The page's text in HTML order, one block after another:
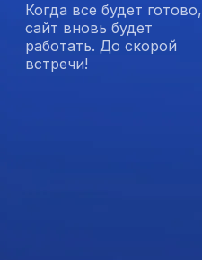
Когда все будет готово,
сайт вновь будет
работать. До скорой
встречи!